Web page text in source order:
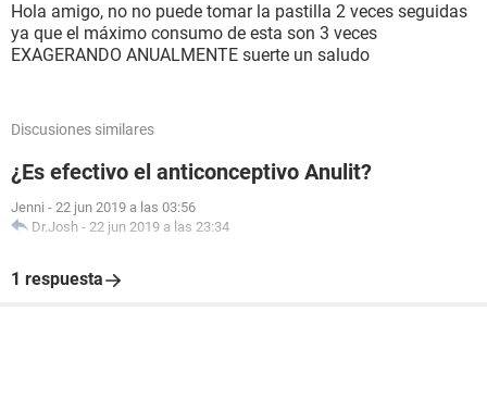
Hola amigo, no no puede tomar la pastilla 2 veces seguidas
ya que el máximo consumo de esta son 3 veces
EXAGERANDO ANUALMENTE suerte un saludo
Discusiones similares
¿Es efectivo el anticonceptivo Anulit?
Jenni - 22 jun 2019 a las 03:56
Dr.Josh - 22 jun 2019 a las 23:34
1 respuesta